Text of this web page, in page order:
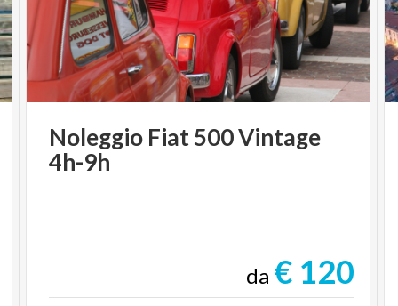
Noleggio Fiat500Vintage
4h-9h
da € 120